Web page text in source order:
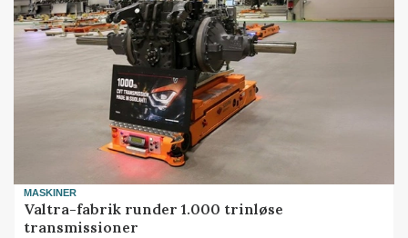
MASKINER
Valtra-fabrik runder 1.000 trinløse
transmissioner